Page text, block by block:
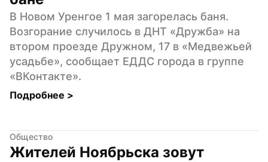
В Новом Уренгое 1 мая загорелась баня.
Возгорание случилось в ДНТ «Дружба» на
втором проезде Дружном, 17 в «Медвежьей
усадьбе», сообщает ЕДДС города в группе
«ВКонтакте».
Подробнее >
Общество
Жителей Ноябрьска зовут